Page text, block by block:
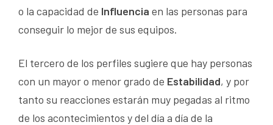
o la capacidad de Influencia en las personas para
conseguir lo mejor de sus equipos.
El tercero de los perfiles sugiere que hay personas
con un mayor o menor grado de Estabilidad, y por
tanto su reacciones estarán muy pegadas al ritmo
de los acontecimientos y del día a día de la